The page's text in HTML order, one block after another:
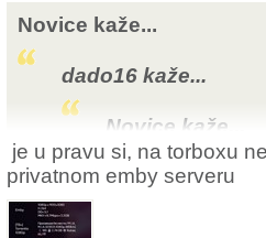
Novice kaže...
dado16 kaže...
Novice kaže...
Torrentio mi
koji mi
je u pravu si, na torboxu
privatnom emby serveru